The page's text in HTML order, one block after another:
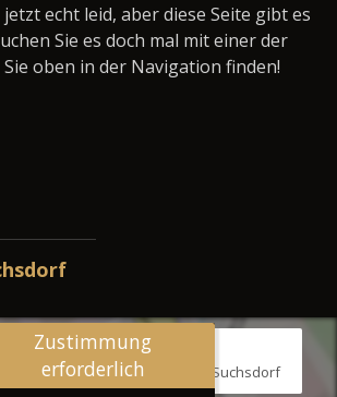
echt leid, aber diese Seite gibt es
Sie es doch mal mit einer der
oben in der Navigation finden!
Weg 1, 24107 Kiel-Suchsdorf
Zustimmung
erforderlich